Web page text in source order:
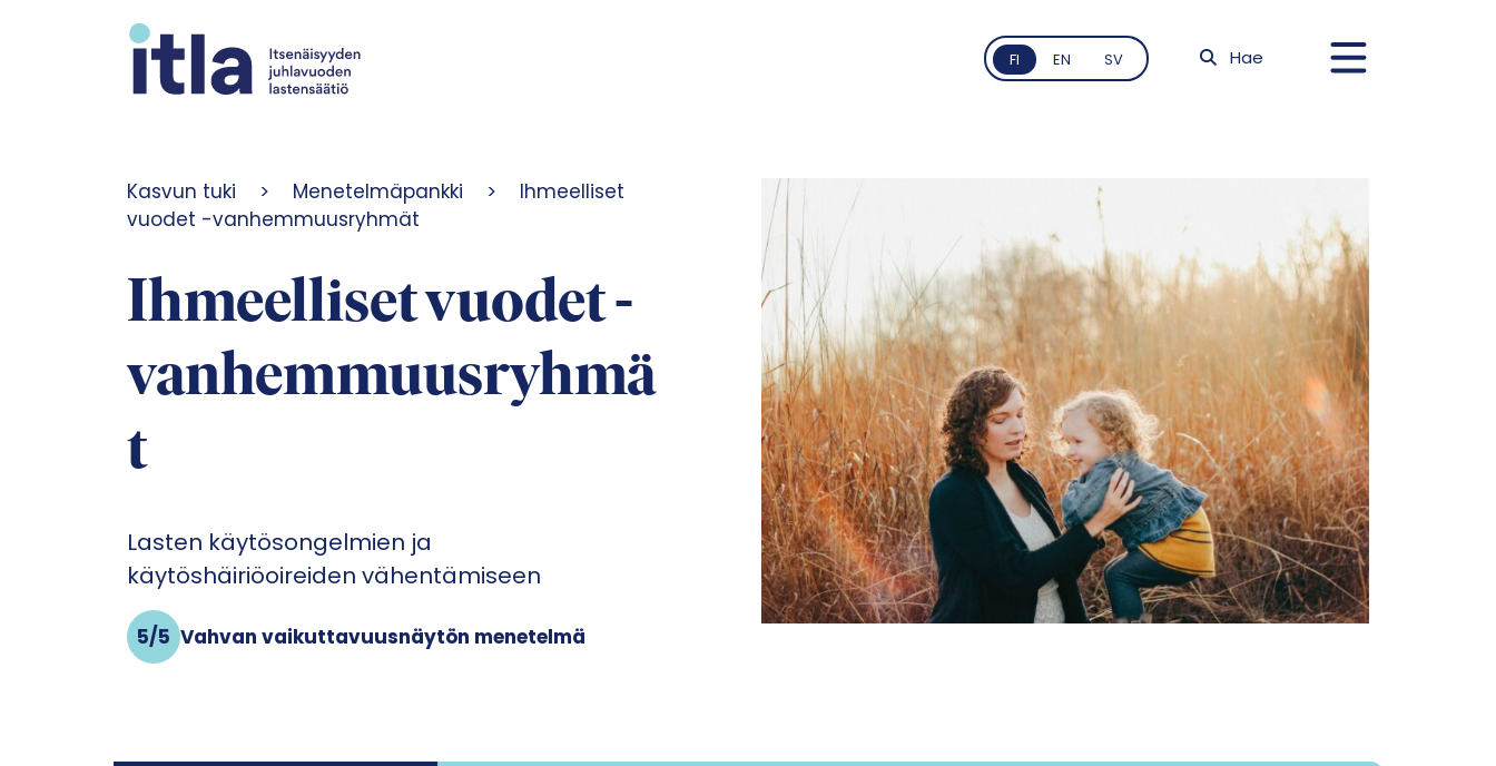
FI EN SV Hae
Kasvun tuki > Menetelmäpankki >
Ihmeelliset
vuodet -vanhemmuusryhmät
Ihmeelliset vuodet -
vanhemmuusryhmä
t
Lasten käytösongelmien ja
käytöshäiriöoireiden vähentämiseen
5/5 Vahvan vaikuttavuus­näytön menetelmä